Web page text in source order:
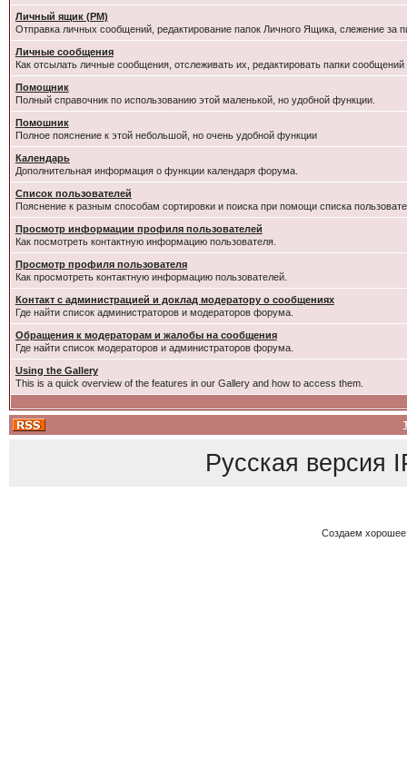
Личный ящик (PM)
Отправка личных сообщений, редактирование папок Личного Ящика, слежение за
Личные сообщения
Как отсылать личные сообщения, отслеживать их, редактировать папки
Помощник
Полный справочник по использованию этой маленькой, но удобной функции.
Помошник
Полное пояснение к этой небольшой, но очень удобной функции
Календарь
Дополнительная информация о функции календаря форума.
Список пользователей
Пояснение к разным способам сортировки и поиска при помощи списка
Просмотр информации профиля пользователей
Как посмотреть контактную информацию пользователя.
Просмотр профиля пользователя
Как просмотреть контактную информацию пользователей.
Контакт с администрацией и доклад модератору о сообщениях
Где найти список администраторов и модераторов форума.
Обращения к модераторам и жалобы на сообщения
Где найти список модераторов и администраторов форума.
Using the Gallery
This is a quick overview of the features in our Gallery and how to access them.
Русская версия
Создаем